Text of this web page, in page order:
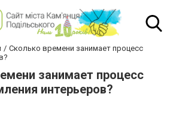
Сколько времени занимает процесс
занимает процесс
интерьеров?